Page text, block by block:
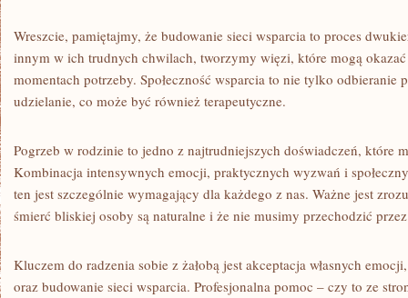
Wreszcie, pamiętajmy, że budowanie sieci wsparcia to proces
innym w ich trudnych chwilach, tworzymy więzi, które mogą okazać
momentach potrzeby. Społeczność wsparcia to nie tylko odbieranie
udzielanie, co może być również terapeutyczne.
Pogrzeb w rodzinie to jedno z najtrudniejszych doświadczeń, które
Kombinacja intensywnych emocji, praktycznych wyzwań i
ten jest szczególnie wymagający dla każdego z nas. Ważne jest
śmierć bliskiej osoby są naturalne i że nie musimy przechodzić
Kluczem do radzenia sobie z żałobą jest akceptacja własnych
oraz budowanie sieci wsparcia. Profesjonalna pomoc – czy to ze